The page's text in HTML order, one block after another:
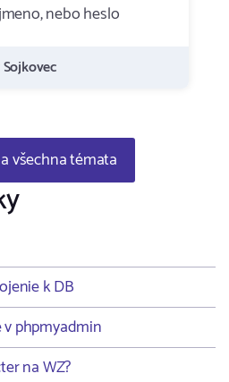
nebo heslo
Sojkovec
všechna témata
k DB
phpmyadmin
na WZ?